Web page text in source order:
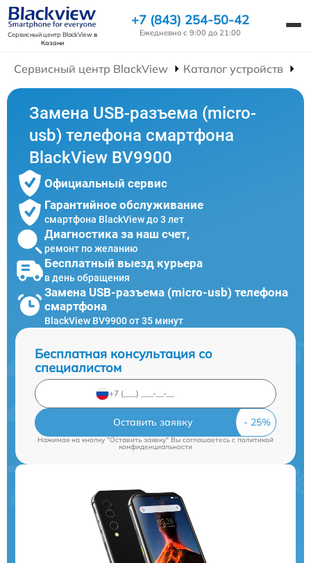
Сервисный центр BlackViewв
Казани
+7 (843) 254-50-42
Ежедневно с 9:00 до 21:00
Сервисный центр BlackView Каталог устройств
Замена USB-разъема (micro-
usb) телефона смартфона
BlackView BV9900
Официальный сервис
Гарантийное обслуживание
смартфона BlackView до 3 лет
Диагностика за наш счет,
ремонт по желанию
Бесплатный выезд курьера
в день обращения
Замена USB-разъема (micro-usb) телефона
смартфона
BlackView BV9900 от 35 минут
Бесплатная консультация со
специалистом
Оставить заявку
Нажимая на кнопку "Оставить заявку" Вы соглашаетесь cполитикой
конфиденциальности